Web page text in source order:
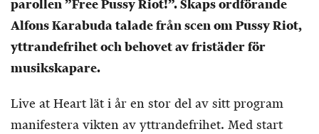
parollen ”Free Pussy Riot!”. Skaps ordförande
Alfons Karabuda talade från scen om Pussy Riot,
yttrandefrihet och behovet av fristäder för
musikskapare.
Live at Heart lät i år en stor del av sitt program
manifestera vikten av yttrandefrihet. Med start